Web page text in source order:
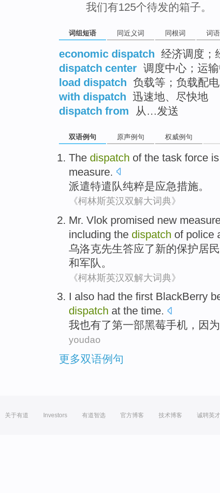
我们有125个待发的箱子。
词组短语 同近义词 同根词 词
economic dispatch 经济调度；
dispatch center 调度中心；运
load dispatch 负载等；负载配电
with dispatch 迅速地、尽快地
dispatch from
从…发送
双语例句 原声例句 权威例句
The dispatch of the task force
measure.
派遣特遣队纯粹是应急措施。
《柯林斯英汉双解大词典》
Mr. Vlok promised new
including the dispatch of police
乌洛克先生答应了新的保护居民
和军队 。
《柯林斯英汉双解大词典》
I also had the first BlackBerry
dispatch at the time.
我也有了第一部黑莓手机， 因为
youdao
更多双语例句
关于有道 Investors 有道智选 官方博客 技术博客 诚聘英才